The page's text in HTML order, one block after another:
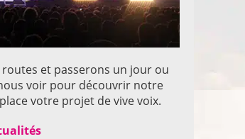
et passerons un jour ou
voir pour découvrir notre
votre projet de vive voix.